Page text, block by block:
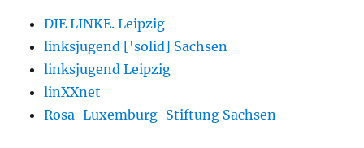
DIE LINKE. Leipzig
linksjugend ['solid] Sachsen
linksjugend Leipzig
linXXnet
Rosa-Luxemburg-Stiftung Sachsen